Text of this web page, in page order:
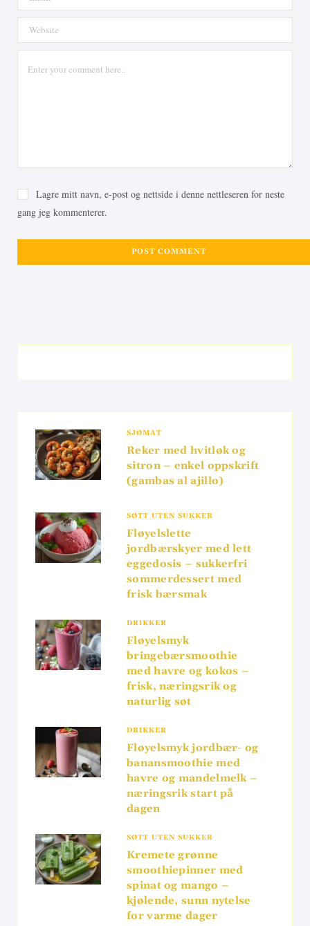
Lagre mitt navn, e-post og nettside i denne nettleseren for neste
gang jeg kommenterer.
SJØMAT
Reker med hvitløk og
sitron – enkel oppskrift
(gambas al ajillo)
SØTT UTEN SUKKER
Fløyelslette
jordbærskyer med lett
eggedosis – sukkerfri
sommerdessert med
frisk bærsmak
DRIKKER
Fløyelsmyk
bringebærsmoothie
med havre og kokos –
frisk, næringsrik og
naturlig søt
DRIKKER
Fløyelsmyk jordbær- og
banansmoothie med
havre og mandelmelk –
næringsrik start på
dagen
SØTT UTEN SUKKER
Kremete grønne
smoothiepinner med
spinat og mango –
kjølende, sunn nytelse
for varme dager